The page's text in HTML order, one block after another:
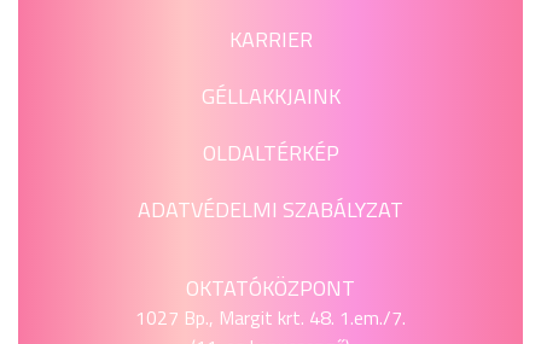
KARRIER
GÉLLAKKJAINK
OLDALTÉRKÉP
ADATVÉDELMI SZABÁLYZAT
OKTATÓKÖZPONT
1027 Bp., Margit krt. 48. 1.em./7.